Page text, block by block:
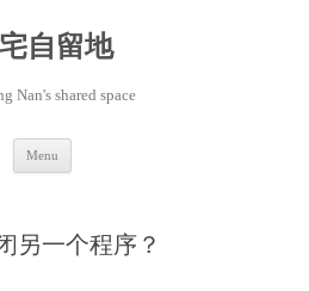
自留地
Nan's shared space
Menu
另一个程序？